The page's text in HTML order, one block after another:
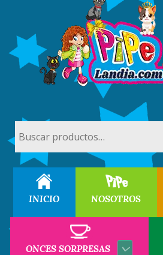
por:
INICIO NOSOTROS
ONCES SORPRESAS